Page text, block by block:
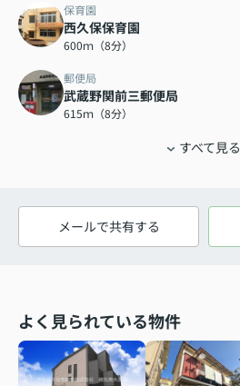
保育園
西久保保育園
600ｍ（8分）
郵便局
武蔵野関前三郵便局
615ｍ（8分）
すべて見る
メールで共有する
よく見られている物件